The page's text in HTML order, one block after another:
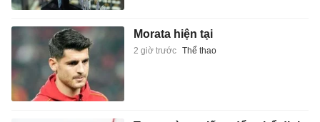
Morata hiện tại
2 giờ trước Thể thao